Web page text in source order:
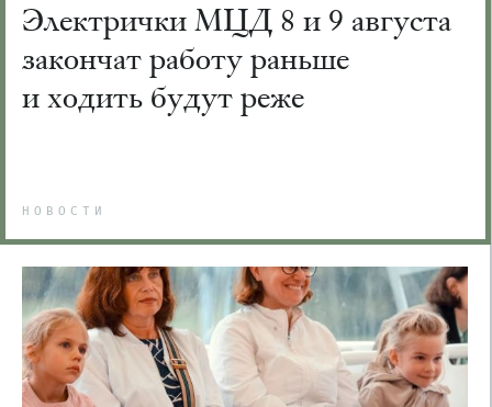
Электрички МЦД 8 и 9 августа
закончат работу раньше
и ходить будут реже
НОВОСТИ